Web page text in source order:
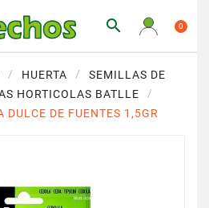
 0
HUERTA
SEMILLAS DE
HORTICOLAS BATLLE
DULCE DE FUENTES 1,5GR